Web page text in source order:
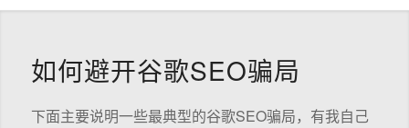
如何避开谷歌SEO骗局
下面主要说明一些最典型的谷歌SEO骗局，有我自己